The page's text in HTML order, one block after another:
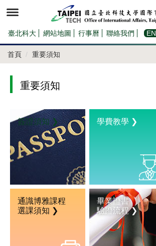
到
主
內
容
臺北科大 網站地圖 行事曆 聯絡我們 EN
首頁 重要須知
重要須知
簽證須知 ❯ 學費教學 ❯
通識博雅課程
選課須知 ❯
畢業證書
驗證流程 ❯